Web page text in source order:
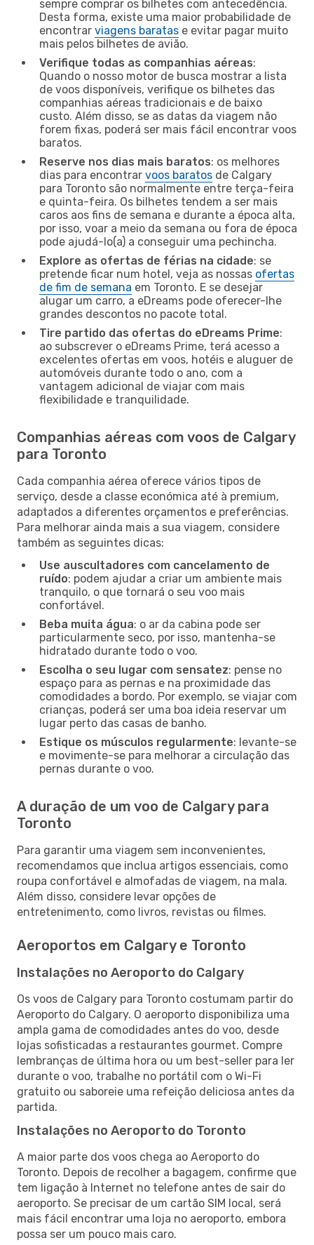
sempre comprar os bilhetes com antecedência.
Desta forma, existe uma maior probabilidade de
encontrar viagens baratas e evitar pagar muito
mais pelos bilhetes de avião.
Verifique todas as companhias aéreas:
Quando o nosso motor de busca mostrar a lista
de voos disponíveis, verifique os bilhetes das
companhias aéreas tradicionais e de baixo
custo. Além disso, se as datas da viagem não
forem fixas, poderá ser mais fácil encontrar voos
baratos.
Reserve nos dias mais baratos: os melhores
dias para encontrar voos baratos de Calgary
para Toronto são normalmente entre terça-feira
e quinta-feira. Os bilhetes tendem a ser mais
caros aos fins de semana e durante a época alta,
por isso, voar a meio da semana ou fora de época
pode ajudá-lo(a) a conseguir uma pechincha.
Explore as ofertas de férias na cidade: se
pretende ficar num hotel, veja as nossas ofertas
de fim de semana em Toronto. E se desejar
alugar um carro, a eDreams pode oferecer-lhe
grandes descontos no pacote total.
Tire partido das ofertas do eDreams Prime:
ao subscrever o eDreams Prime, terá acesso a
excelentes ofertas em voos, hotéis e aluguer de
automóveis durante todo o ano, com a
vantagem adicional de viajar com mais
flexibilidade e tranquilidade.
Companhias aéreas com voos de Calgary
para Toronto
Cada companhia aérea oferece vários tipos de
serviço, desde a classe económica até à premium,
adaptados a diferentes orçamentos e preferências.
Para melhorar ainda mais a sua viagem, considere
também as seguintes dicas:
Use auscultadores com cancelamento de
ruído: podem ajudar a criar um ambiente mais
tranquilo, o que tornará o seu voo mais
confortável.
Beba muita água: o ar da cabina pode ser
particularmente seco, por isso, mantenha-se
hidratado durante todo o voo.
Escolha o seu lugar com sensatez: pense no
espaço para as pernas e na proximidade das
comodidades a bordo. Por exemplo, se viajar com
crianças, poderá ser uma boa ideia reservar um
lugar perto das casas de banho.
Estique os músculos regularmente: levante-se
e movimente-se para melhorar a circulação das
pernas durante o voo.
A duração de um voo de Calgary para
Toronto
Para garantir uma viagem sem inconvenientes,
recomendamos que inclua artigos essenciais, como
roupa confortável e almofadas de viagem, na mala.
Além disso, considere levar opções de
entretenimento, como livros, revistas ou filmes.
Aeroportos em Calgary e Toronto
Instalações no Aeroporto do Calgary
Os voos de Calgary para Toronto costumam partir do
Aeroporto do Calgary. O aeroporto disponibiliza uma
ampla gama de comodidades antes do voo, desde
lojas sofisticadas a restaurantes gourmet. Compre
lembranças de última hora ou um best-seller para ler
durante o voo, trabalhe no portátil com o Wi-Fi
gratuito ou saboreie uma refeição deliciosa antes da
partida.
Instalações no Aeroporto do Toronto
A maior parte dos voos chega ao Aeroporto do
Toronto. Depois de recolher a bagagem, confirme que
tem ligação à Internet no telefone antes de sair do
aeroporto. Se precisar de um cartão SIM local, será
mais fácil encontrar uma loja no aeroporto, embora
possa ser um pouco mais caro.